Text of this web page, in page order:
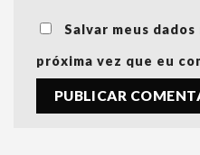
Salvar meus
próxima vez que eu